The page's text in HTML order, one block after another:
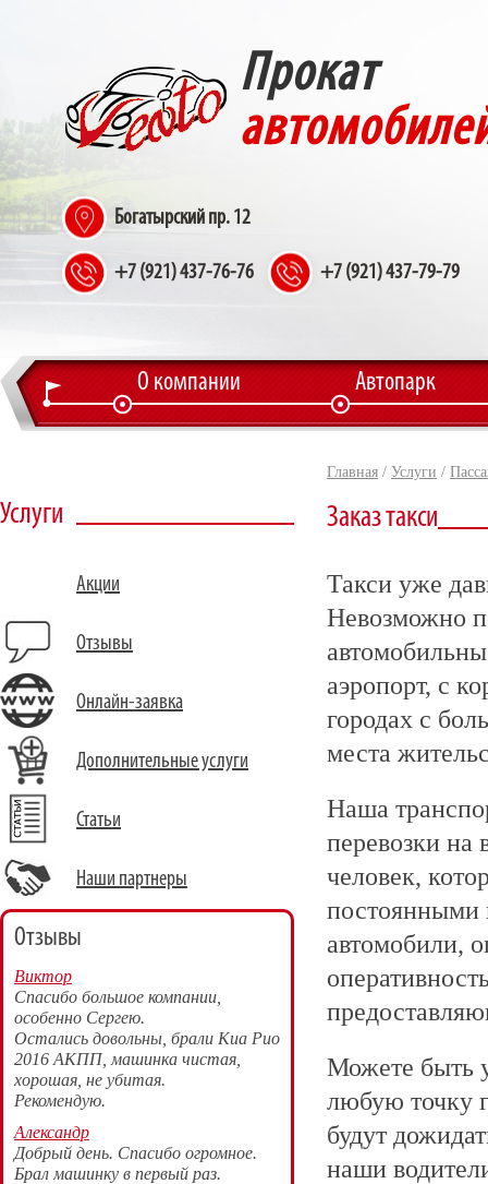
Прокат
Богатырский пр. 12
+7 (921) 437-76-76 +7 (921) 437-79-79
О компании Автопарк
Главная / Услуги /
Услуги
Акции
Отзывы
Онлайн-заявка
Дополнительные услуги
Статьи
Наши партнеры
Отзывы
Виктор
Спасибо большое компании,
особенно Сергею.
Остались довольны, брали Киа Рио
2016 АКПП, машинка чистая,
хорошая, не убитая.
Рекомендую.
Александр
Добрый день. Спасибо огромное.
Брал машинку в первый раз.
Заказ такси
Такси уже
Невозможно
аэропорт, с
городах с
места
Наша
перевозки на
человек,
постоянными
автомобили,
Можете быть
любую точку
будут
наши